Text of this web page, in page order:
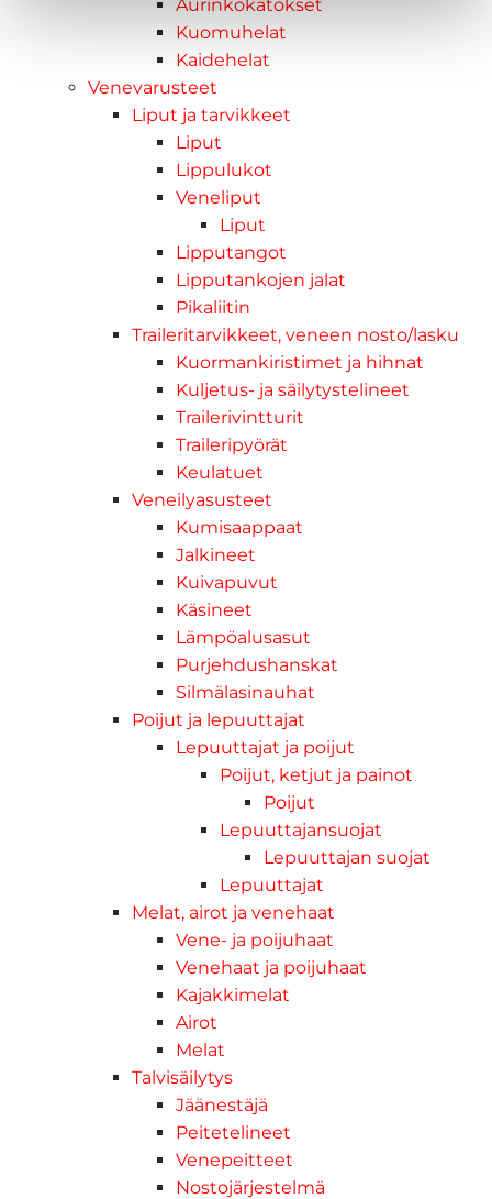
Aurinkokatokset
Kuomuhelat
Kaidehelat
Venevarusteet
Liput ja tarvikkeet
Liput
Lippulukot
Veneliput
Liput
Lipputangot
Lipputankojen jalat
Pikaliitin
Traileritarvikkeet, veneen nosto/lasku
Kuormankiristimet ja hihnat
Kuljetus- ja säilytystelineet
Trailerivintturit
Traileripyörät
Keulatuet
Veneilyasusteet
Kumisaappaat
Jalkineet
Kuivapuvut
Käsineet
Lämpöalusasut
Purjehdushanskat
Silmälasinauhat
Poijut ja lepuuttajat
Lepuuttajat ja poijut
Poijut, ketjut ja painot
Poijut
Lepuuttajansuojat
Lepuuttajan suojat
Lepuuttajat
Melat, airot ja venehaat
Vene- ja poijuhaat
Venehaat ja poijuhaat
Kajakkimelat
Airot
Melat
Talvisäilytys
Jäänestäjä
Peitetelineet
Venepeitteet
Nostojärjestelmä